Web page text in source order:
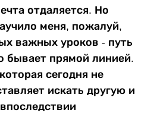
отдаляется. Но
меня, пожалуй,
важных уроков - путь
бывает прямой линией.
сегодня не
искать другую и